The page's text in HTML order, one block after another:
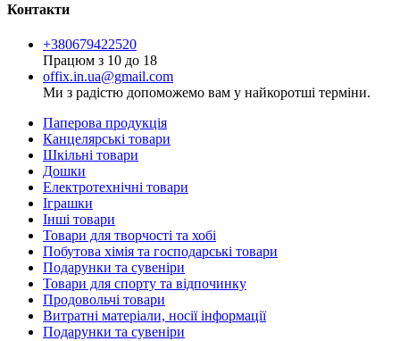
Контакти
+380679422520
Працюм з 10 до 18
offix.in.ua@gmail.com
Ми з радістю допоможемо вам у найкоротші терміни.
Паперова продукція
Канцелярські товари
Шкільні товари
Дошки
Електротехнічні товари
Іграшки
Інші товари
Товари для творчості та хобі
Побутова хімія та господарські товари
Подарунки та сувеніри
Товари для спорту та відпочинку
Продовольчі товари
Витратні матеріали, носії інформації
Подарунки та сувеніри